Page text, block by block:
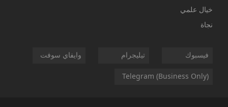
خيال علمي
نجاة
فيسبوك تيليجرام وايفاي سوفت
Telegram (Business Only)